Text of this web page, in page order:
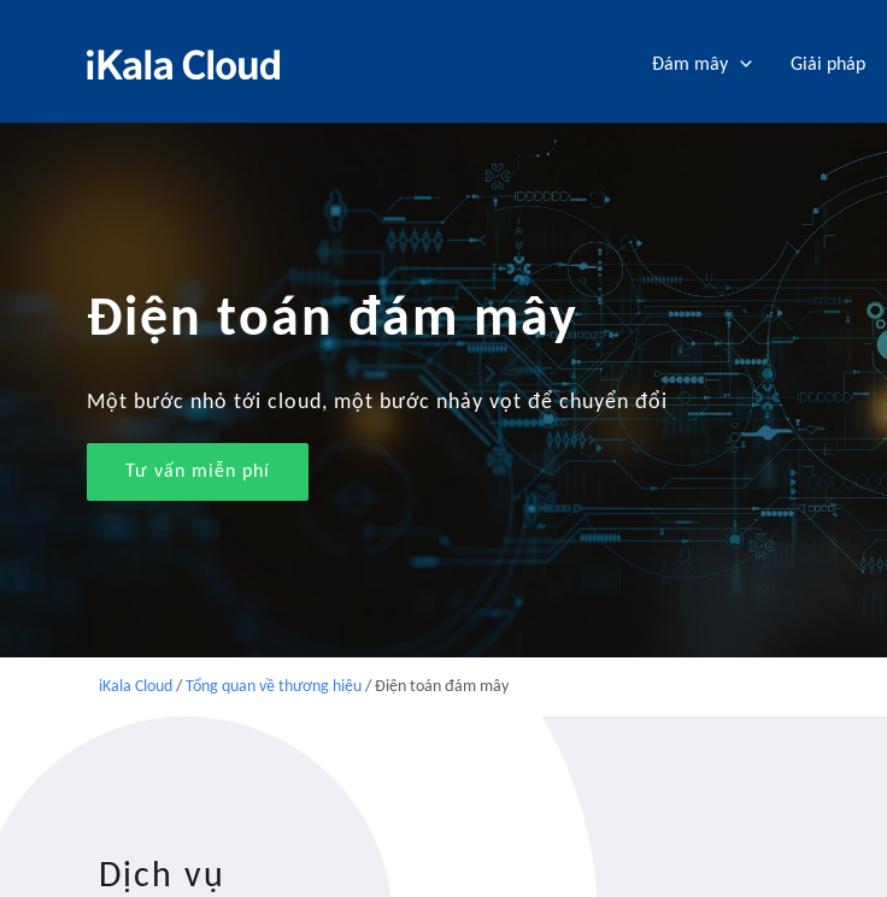
Đám mây Giải pháp
Điện toán đám mây
Một bước nhỏ tới cloud, một bước nhảy vọt để chuyển đổi
Tư vấn miễn phí
iKala Cloud / Tổng quan về thương hiệu / Điện toán đám mây
Dịch vụ